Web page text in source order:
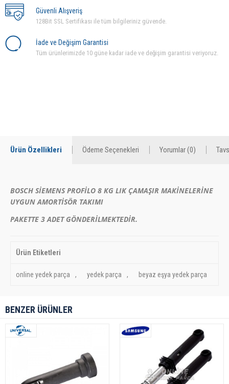
Güvenli Alışveriş
128Bit SSL Sertifikası ile tüm bilgileriniz güvende.
İade ve Değişim Garantisi
Tüm ürünlerimizde 10 güne kadar iade ve değişim garantisi veriyoruz.
Ürün Özellikleri Ödeme Seçenekleri Yorumlar (0)
BOSCH SİEMENS PROFİLO 8 KG LIK ÇAMAŞIR MAKİNELERİNE
UYGUN AMORTİSÖR TAKIMI
PAKETTE 3 ADET GÖNDERİLMEKTEDİR.
Ürün Etiketleri
online yedek parça , yedek parça , beyaz eşya yedek parça
BENZER ÜRÜNLER